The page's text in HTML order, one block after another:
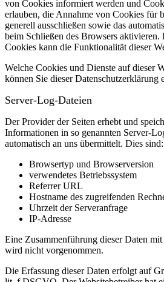
von Cookies informiert werden und
erlauben, die Annahme von Cookies für
generell ausschließen sowie das
beim Schließen des Browsers
Cookies kann die Funktionalität dieser
Welche Cookies und Dienste auf dieser
können Sie dieser Datenschutzerklärung
Server-Log-Dateien
Der Provider der Seiten erhebt und
Informationen in so genannten Server-
automatisch an uns übermittelt. Dies sind:
Browsertyp und Browserversion
verwendetes Betriebssystem
Referrer URL
Hostname des zugreifenden
Uhrzeit der Serveranfrage
IP-Adresse
Eine Zusammenführung dieser Daten
wird nicht vorgenommen.
Die Erfassung dieser Daten erfolgt auf